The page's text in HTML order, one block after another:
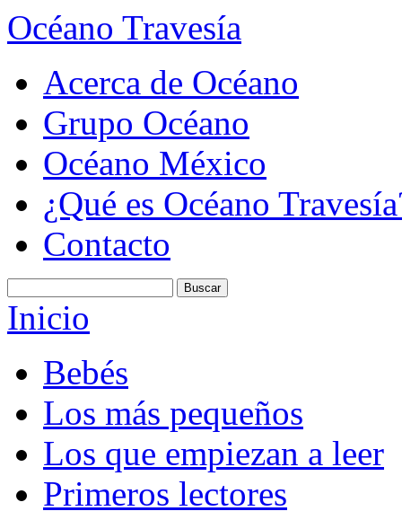
Océano Travesía
Acerca de Océano
Grupo Océano
Océano México
¿Qué es Océano
Contacto
Inicio
Bebés
Los más pequeños
Los que empiezan a leer
Primeros lectores